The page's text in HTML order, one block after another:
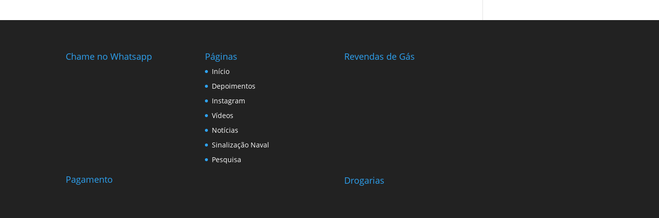
Chame no Whatsapp
Pagamento
Páginas
Início
Depoimentos
Instagram
Vídeos
Notícias
Sinalização Naval
Pesquisa
Revendas de Gás
Drogarias